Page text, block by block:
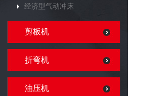
经济型气动冲床
剪板机
折弯机
油压机